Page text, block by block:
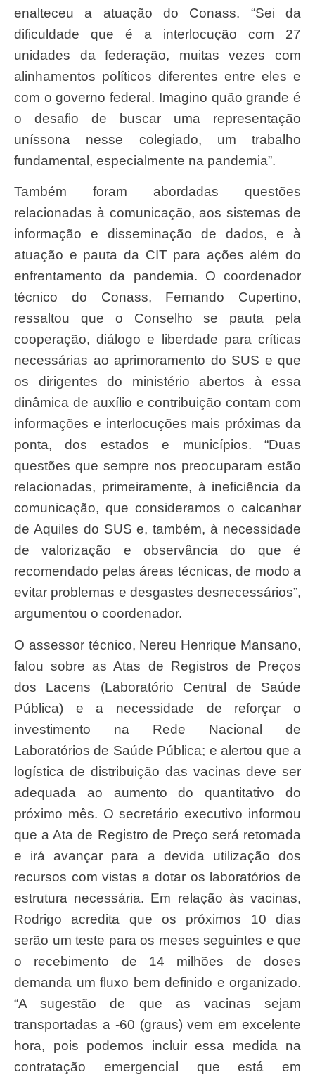
enalteceu a atuação do Conass. “Sei da
dificuldade que é a interlocução com 27
unidades da federação, muitas vezes com
alinhamentos políticos diferentes entre eles e
com o governo federal. Imagino quão grande é
o desafio de buscar uma representação
uníssona nesse colegiado, um trabalho
fundamental, especialmente na pandemia”.
Também foram abordadas questões
relacionadas à comunicação, aos sistemas de
informação e disseminação de dados, e à
atuação e pauta da CIT para ações além do
enfrentamento da pandemia. O coordenador
técnico do Conass, Fernando Cupertino,
ressaltou que o Conselho se pauta pela
cooperação, diálogo e liberdade para críticas
necessárias ao aprimoramento do SUS e que
os dirigentes do ministério abertos à essa
dinâmica de auxílio e contribuição contam com
informações e interlocuções mais próximas da
ponta, dos estados e municípios. “Duas
questões que sempre nos preocuparam estão
relacionadas, primeiramente, à ineficiência da
comunicação, que consideramos o calcanhar
de Aquiles do SUS e, também, à necessidade
de valorização e observância do que é
recomendado pelas áreas técnicas, de modo a
evitar problemas e desgastes desnecessários”,
argumentou o coordenador.
O assessor técnico, Nereu Henrique Mansano,
falou sobre as Atas de Registros de Preços
dos Lacens (Laboratório Central de Saúde
Pública) e a necessidade de reforçar o
investimento na Rede Nacional de
Laboratórios de Saúde Pública; e alertou que a
logística de distribuição das vacinas deve ser
adequada ao aumento do quantitativo do
próximo mês. O secretário executivo informou
que a Ata de Registro de Preço será retomada
e irá avançar para a devida utilização dos
recursos com vistas a dotar os laboratórios de
estrutura necessária. Em relação às vacinas,
Rodrigo acredita que os próximos 10 dias
serão um teste para os meses seguintes e que
o recebimento de 14 milhões de doses
demanda um fluxo bem definido e organizado.
“A sugestão de que as vacinas sejam
transportadas a -60 (graus) vem em excelente
hora, pois podemos incluir essa medida na
contratação emergencial que está em